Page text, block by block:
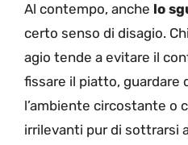
Al contempo, anche lo
certo senso di disagio.
agio tende a evitare il
fissare il piatto, guardare
l’ambiente circostante o
irrilevanti pur di sottrarsi